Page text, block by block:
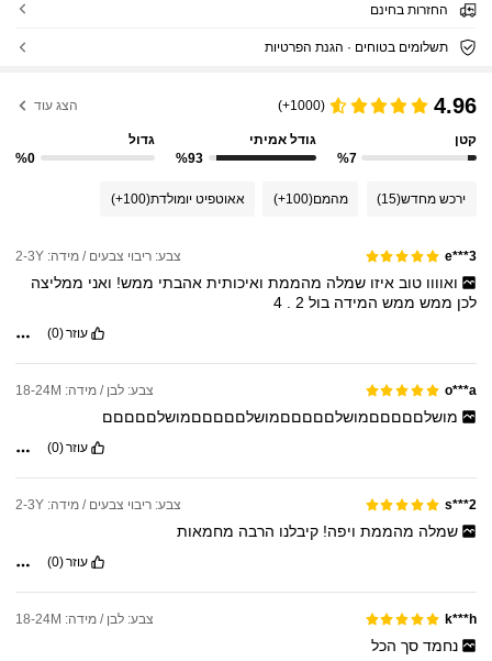
החזרות בחינם
תשלומים בטוחים · הגנת הפרטיות
4.96
(1000+) הצג עוד
קטן
%7
גודל אמיתי
%93
גדול
%0
ירכש מחדש(15) מהמם(100+) אאוטפיט יומולדת(100+)
e***3 צבע: ריבוי צבעים / מידה: 2-3Y
ואוווו טוב איזו שמלה מהממת ואיכותית אהבתי ממש! ואני ממליצה
לכן ממש ממש המידהבול 2
.
4
עוזר(0)
o***a צבע: לבן / מידה: 18-24M
מושלםםםםםמושלםםםםםמושלםםםםםמושלםםםםם
עוזר(0)
s***2 צבע: ריבוי צבעים / מידה: 2-3Y
שמלה מהממת ויפה! קיבלנו הרבה מחמאות
עוזר(0)
k***h צבע: לבן / מידה: 18-24M
נחמד סך הכל